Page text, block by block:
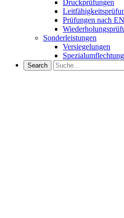
Druckprüfungen
Prüfungen nach
Sonderleistungen
Versiegelungen